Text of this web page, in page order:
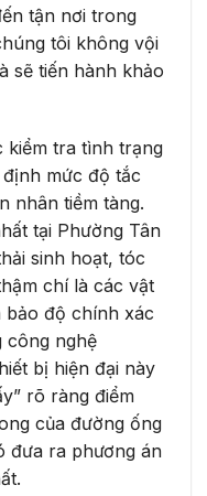
tận nơi trong
tôi không vội
sẽ tiến hành khảo
kiểm tra tình trạng
mức độ tắc
nhân tiềm tàng.
tại Phường Tân
sinh hoạt, tóc
chí là các vật
độ chính xác
công nghệ
bị hiện đại này
rõ ràng điểm
của đường ống
đưa ra phương án